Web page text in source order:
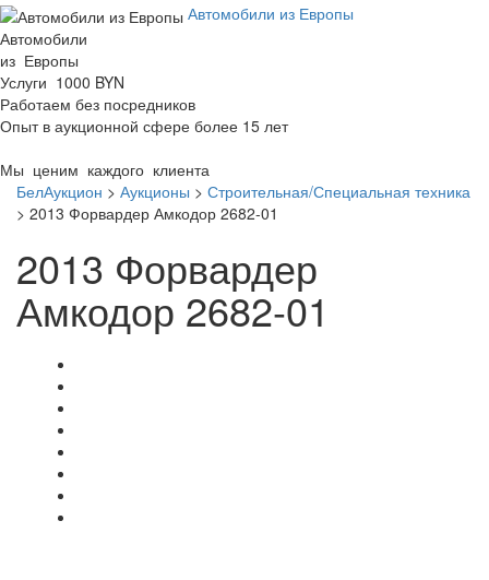
Автомобили из Европы
Автомобили
из Европы
Услуги 1000 BYN
Работаем без посредников
Опыт в аукционной сфере более 15 лет
Мы ценим каждого клиента
БелАукцион > Аукционы > Строительная/Специальная техника
> 2013 Форвардер Амкодор 2682-01
2013 Форвардер
Амкодор 2682-01